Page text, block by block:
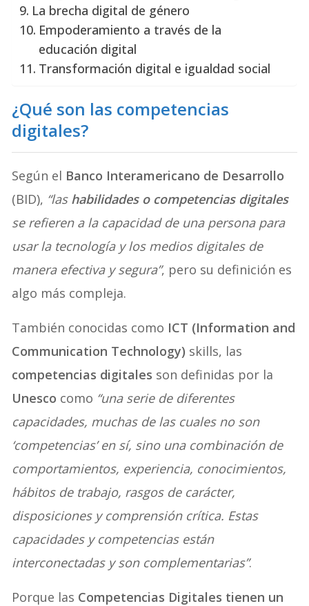
La brecha digital de género
Empoderamiento a través de la
educación digital
Transformación digital e igualdad social
¿Qué son las competencias
digitales?
Según el Banco Interamericano de Desarrollo
(BID), “las habilidades o competencias digitales
se refieren a la capacidad de una persona para
usar la tecnología y los medios digitales de
manera efectiva y segura”, pero su definición es
algo más compleja.
También conocidas como ICT (Information and
Communication Technology) skills, las
competencias digitales son definidas por la
Unesco como “una serie de diferentes
capacidades, muchas de las cuales no son
‘competencias’ en sí, sino una combinación de
comportamientos, experiencia, conocimientos,
hábitos de trabajo, rasgos de carácter,
disposiciones y comprensión crítica. Estas
capacidades y competencias están
interconectadas y son complementarias”.
Porque las Competencias Digitales tienen un